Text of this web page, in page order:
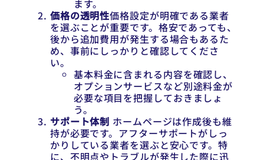
ます。
価格の透明性価格設定が明確である業者
を選ぶことが重要です。格安であっても、
後から追加費用が発生する場合もあるた
め、事前にしっかりと確認してくださ
い。
基本料金に含まれる内容を確認し、
オプションサービスなど別途料金が
必要な項目を把握しておきましょ
う。
サポート体制 ホームページは作成後も維
持が必要です。アフターサポートがしっ
かりしている業者を選ぶと安心です。特
に、不明点やトラブルが発生した際に迅